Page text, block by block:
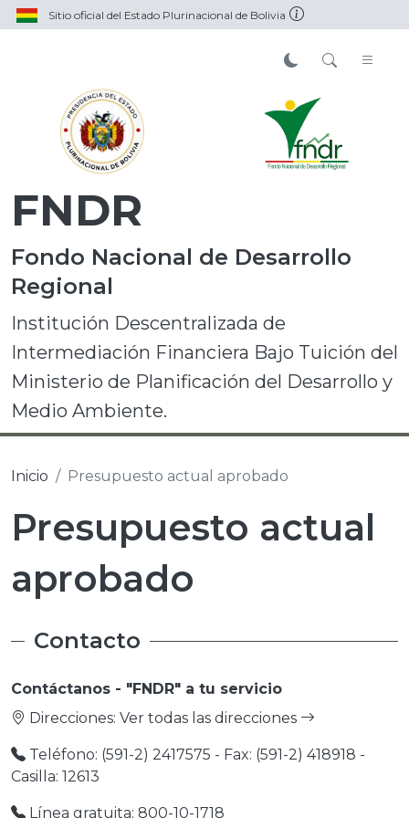
Sitio oficial del Estado Plurinacional de Bolivia
FNDR
Fondo Nacional de Desarrollo
Regional
Institución Descentralizada de
Intermediación Financiera Bajo Tuición del
Ministerio de Planificación del Desarrollo y
Medio Ambiente.
Inicio Presupuesto actual aprobado
Presupuesto actual
aprobado
Contacto
Contáctanos - "FNDR" a tu servicio
Direcciones: Ver todas las direcciones
Teléfono: (591-2) 2417575 - Fax: (591-2) 418918 -
Casilla: 12613
Línea gratuita: 800-10-1718